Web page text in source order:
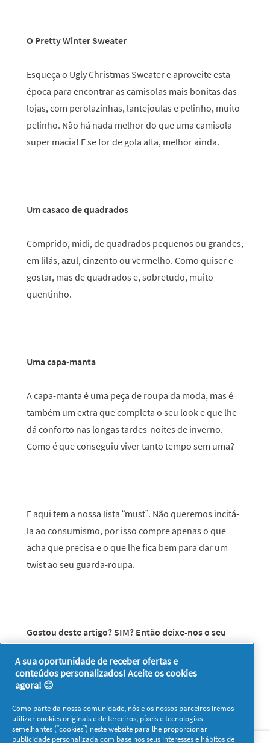
O Pretty Winter Sweater
Esqueça o Ugly Christmas Sweater e aproveite esta
época para encontrar as camisolas mais bonitas das
lojas, com perolazinhas, lantejoulas e pelinho, muito
pelinho. Não há nada melhor do que uma camisola
super macia! E se for de gola alta, melhor ainda.
Um casaco de quadrados
Comprido, midi, de quadrados pequenos ou grandes,
em lilás, azul, cinzento ou vermelho. Como quiser e
gostar, mas de quadrados e, sobretudo, muito
quentinho.
Uma capa-manta
A capa-manta é uma peça de roupa da moda, mas é
também um extra que completa o seu look e que lhe
dá conforto nas longas tardes-noites de inverno.
Como é que conseguiu viver tanto tempo sem uma?
E aqui tem a nossa lista “must”. Não queremos incitá-
la ao consumismo, por isso compre apenas o que
acha que precisa e o que lhe fica bem para dar um
twist ao seu guarda-roupa.
Gostou deste artigo? SIM? Então deixe-nos o seu
roupa, partilhe as suas ideias connosco.
Sobre nós Contacto Visitar www.pg.com
A sua oportunidade de receber ofertas e
conteúdos personalizados! Aceite os cookies
agora! 😊
Como parte da nossa comunidade, nós e os nossos parceiros iremos
utilizar cookies originais e de terceiros, píxeis e tecnologias
semelhantes (“cookies”) neste website para lhe proporcionar
publicidade personalizada com base nos seus interesses e hábitos de